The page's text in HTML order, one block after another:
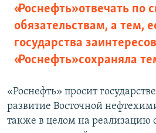
«Роснефть» отвечать по
обязательствам, а тем,
государства
«Роснефть» сохраняла
«Роснефть» просит
развитие Восточной
также в целом на реализацию